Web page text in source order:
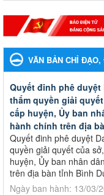
VĂN BẢN CHỈ ĐẠO,
Quyết đinh phê
thẩm quyền giải
cấp huyện, Ủy ban
hành chính trên địa
Quyết đinh phê duyệt
quyền giải quyết của
huyện, Ủy ban nhân
trên địa bàn tỉnh Bình
Ngày ban hành: 13/03/